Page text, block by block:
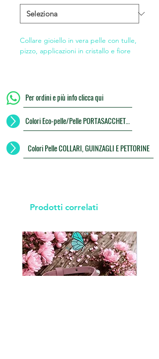
Collare gioiello in vera pelle con tulle,
pizzo, applicazioni in cristallo e fiore
Per ordini e più info clicca qui
Colori Eco-pelle/Pelle PORTASACCHETTI
Colori Pelle COLLARI, GUINZAGLI E PETTORINE
Prodotti correlati